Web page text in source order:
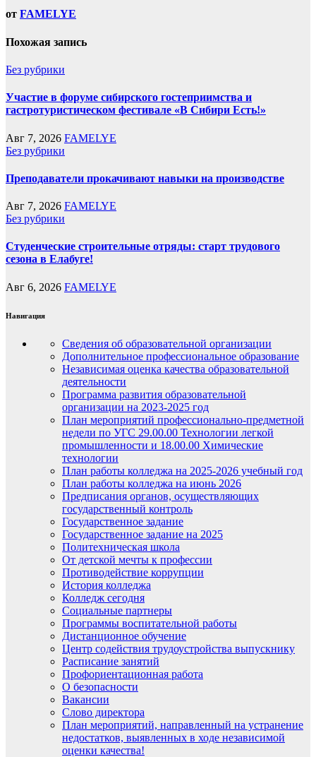
от FAMELYE
Похожая запись
Без рубрики
Участие в форуме сибирского гостеприимства и
гастротуристическом фестивале «В Сибири Есть!»
Авг 7, 2026 FAMELYE
Без рубрики
Преподаватели прокачивают навыки на производстве
Авг 7, 2026 FAMELYE
Без рубрики
Студенческие строительные отряды: старт трудового
сезона в Елабуге!
Авг 6, 2026 FAMELYE
Навигация
Сведения об образовательной организации
Дополнительное профессиональное образование
Независимая оценка качества образовательной
деятельности
Программа развития образовательной
организации на 2023-2025 год
План мероприятий профессионально-предметной
недели по УГС 29.00.00 Технологии легкой
промышленности и 18.00.00 Химические
технологии
План работы колледжа на 2025-2026 учебный год
План работы колледжа на июнь 2026
Предписания органов, осуществляющих
государственный контроль
Государственное задание
Государственное задание на 2025
Политехническая школа
От детской мечты к профессии
Противодействие коррупции
История колледжа
Колледж сегодня
Социальные партнеры
Программы воспитательной работы
Дистанционное обучение
Центр содействия трудоустройства выпускнику
Расписание занятий
Профориентационная работа
О безопасности
Вакансии
Слово директора
План мероприятий, направленный на устранение
недостатков, выявленных в ходе независимой
оценки качества!